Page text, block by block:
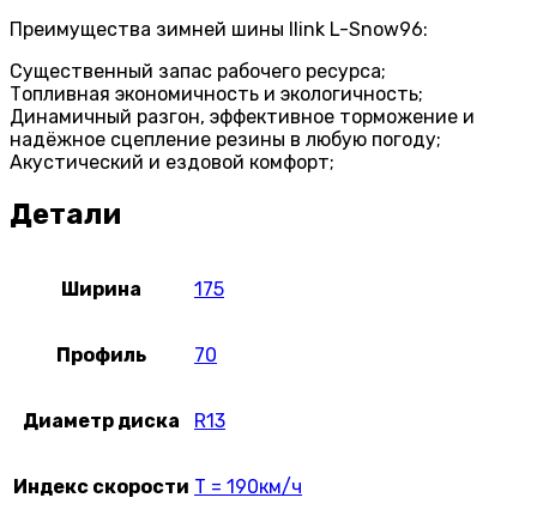
Преимущества зимней шины Ilink L-Snow96:
Существенный запас рабочего ресурса;
Топливная экономичность и экологичность;
Динамичный разгон, эффективное торможение и
надёжное сцепление резины в любую погоду;
Акустический и ездовой комфорт;
Детали
Ширина 175
Профиль 70
Диаметр диска R13
Индекс скорости T = 190км/ч